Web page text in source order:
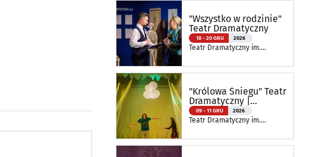
"Wszystko w rodzinie"
Teatr Dramatyczny
18 - 20 GRU 2026
Teatr Dramatyczny im.
"Królowa Śniegu" Teatr
Dramatyczny |
Spektakl Szkolny
09 - 11 GRU 2026
Teatr Dramatyczny im.